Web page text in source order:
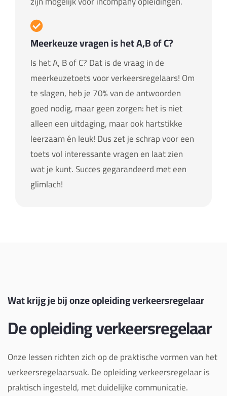
Meerkeuze vragen is het A,B of C?
Is het A, B of C? Dat is de vraag in de
meerkeuzetoets voor verkeersregelaars! Om
te slagen, heb je 70% van de antwoorden
goed nodig, maar geen zorgen: het is niet
alleen een uitdaging, maar ook hartstikke
leerzaam én leuk! Dus zet je schrap voor een
toets vol interessante vragen en laat zien
wat je kunt. Succes gegarandeerd met een
glimlach!
Wat krijg je bij onze opleiding verkeersregelaar
De opleiding verkeersregelaar
Onze lessen richten zich op de praktische vormen van het
verkeersregelaarsvak. De opleiding verkeersregelaar is
praktisch ingesteld, met duidelijke communicatie.